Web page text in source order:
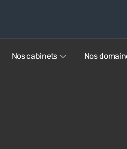
Nos cabinets Nos